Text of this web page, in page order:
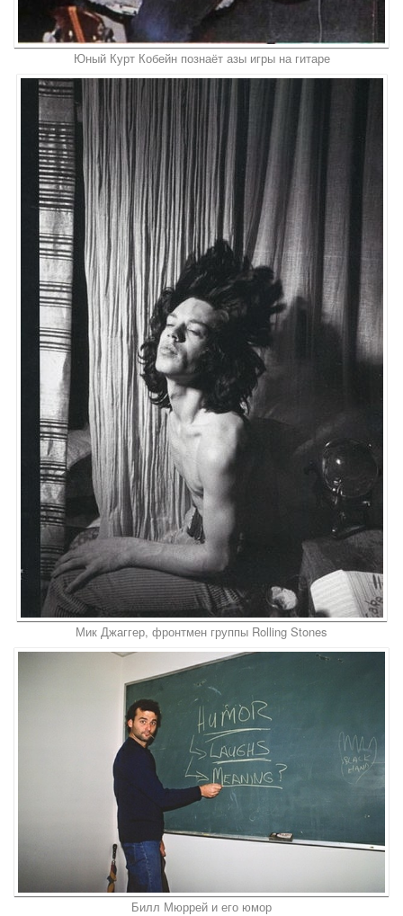
Юный Курт Кобейн познаёт азы игры на гитаре
Мик Джаггер, фронтмен группы Rolling Stones
Билл Мюррей и его юмор